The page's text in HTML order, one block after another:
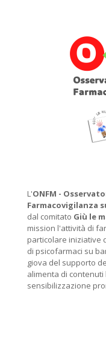
L'ONFM -
Farmacovigilanza
dal comitato Giù le
mission l'attività di
particolare iniziative
di psicofarmaci su
giova del supporto
alimenta di
sensibilizzazione